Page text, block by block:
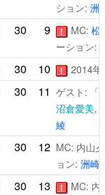
ション: 洲
30 9 ！ MC: 松
ーション:
30 10 ！ 2014
30 11 ゲスト: 「
沼倉愛美,
綾
30 12 MC: 内山
ョン: 洲崎
30 13 ！ MC: